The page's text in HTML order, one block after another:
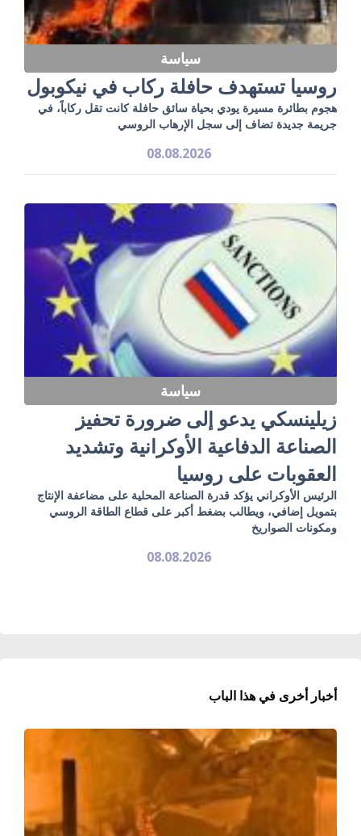
سياسة
روسيا تستهدف حافلة ركاب في نيكوبول
هجوم بطائرة مسيرة يودي بحياة سائق حافلة كانت تقل ركاباً، في
جريمة جديدة تضاف إلى سجل الإرهاب الروسي
08.08.2026
سياسة
زيلينسكي يدعو إلى ضرورة تحفيز
الصناعة الدفاعية الأوكرانية وتشديد
العقوبات على روسيا
الرئيس الأوكراني يؤكد قدرة الصناعة المحلية على مضاعفة الإنتاج
بتمويل إضافي، ويطالب بضغط أكبر على قطاع الطاقة الروسي
ومكونات الصواريخ
08.08.2026
أخبار أخرى في هذا الباب